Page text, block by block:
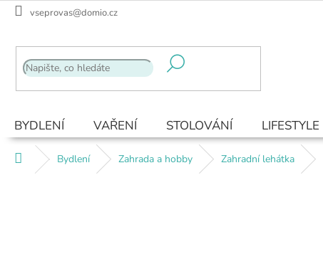
Přejít
vseprovas@domio.cz
BYDLENÍ VAŘENÍ STOLOVÁNÍ LIFESTYLE
Domů Bydlení Zahrada a hobby Zahradní lehátka